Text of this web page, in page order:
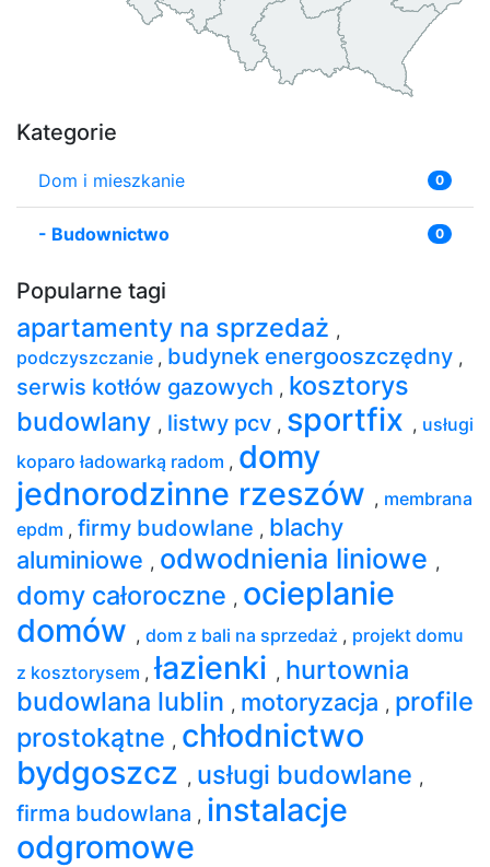
Kategorie
Dom i mieszkanie 0
- Budownictwo 0
Popularne tagi
apartamenty na sprzedaż ,
podczyszczanie , budynek energooszczędny ,
serwis kotłów gazowych , kosztorys
budowlany , listwy pcv , sportfix , usługi
koparo ładowarką radom , domy
jednorodzinne rzeszów , membrana
epdm , firmy budowlane , blachy
aluminiowe , odwodnienia liniowe ,
domy całoroczne , ocieplanie
domów , dom z bali na sprzedaż , projekt domu
z kosztorysem ,łazienki , hurtownia
budowlana lublin , motoryzacja , profile
prostokątne , chłodnictwo
bydgoszcz , usługi budowlane ,
firma budowlana , instalacje
odgromowe